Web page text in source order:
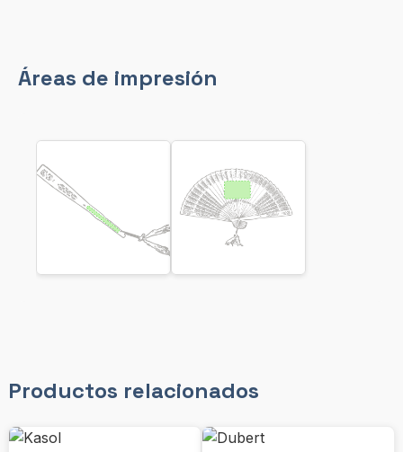
Áreas de impresión
Productos relacionados